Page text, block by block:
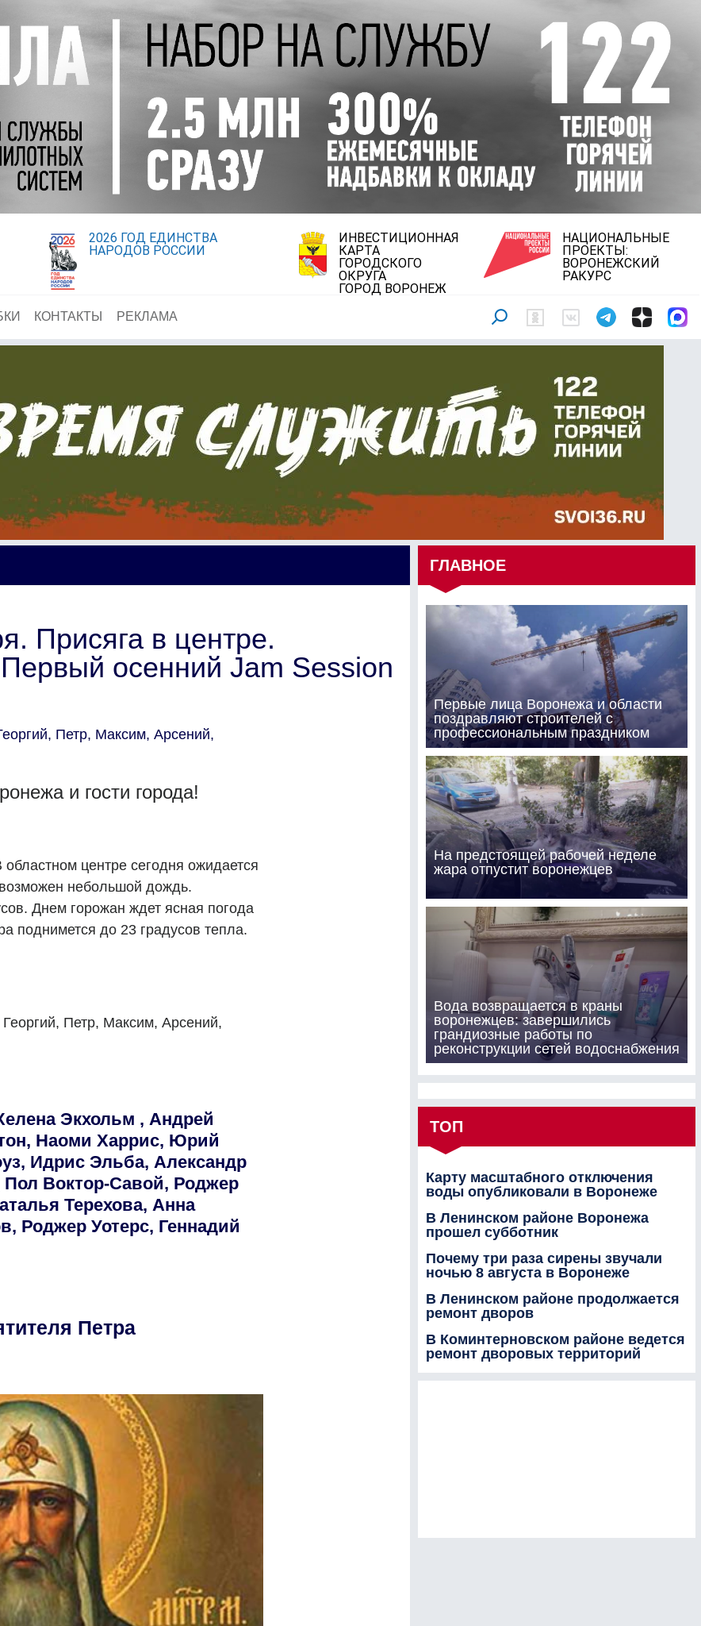
2026 ГОД ЕДИНСТВА
НАРОДОВ РОССИИ
ИНВЕСТИЦИОННАЯ
КАРТА
ГОРОДСКОГО
ОКРУГА
ГОРОД ВОРОНЕЖ
НАЦИОНАЛЬНЫЕ
ПРОЕКТЫ:
ВОРОНЕЖСКИЙ
РАКУРС
КОНТАКТЫ РЕКЛАМА
Присяга в центре.
осенний Jam Session
Петр, Максим, Арсений,
и гости города!
центре сегодня ожидается
небольшой дождь.
Днем горожан ждет ясная погода
поднимется до 23 градусов тепла.
Петр, Максим, Арсений,
Экхольм , Андрей
Наоми Харрис, Юрий
Идрис Эльба, Александр
Воктор-Савой, Роджер
Терехова, Анна
Роджер Уотерс, Геннадий
Петра
ГЛАВНОЕ
Первые лица Воронежа и области
поздравляют строителей с
профессиональным праздником
На предстоящей рабочей неделе
жара отпустит воронежцев
Вода возвращается в краны
воронежцев: завершились
грандиозные работы по
реконструкции сетей водоснабжения
ТОП
Карту масштабного отключения
воды опубликовали в Воронеже
В Ленинском районе Воронежа
прошел субботник
Почему три раза сирены звучали
ночью 8 августа в Воронеже
В Ленинском районе продолжается
ремонт дворов
В Коминтерновском районе ведется
ремонт дворовых территорий